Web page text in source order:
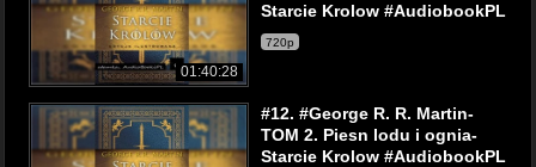
01:40:28
Starcie Krolow #AudiobookPL
720p
#12. #George R. R. Martin-
TOM 2. Piesn lodu i ognia-
Starcie Krolow #AudiobookPL